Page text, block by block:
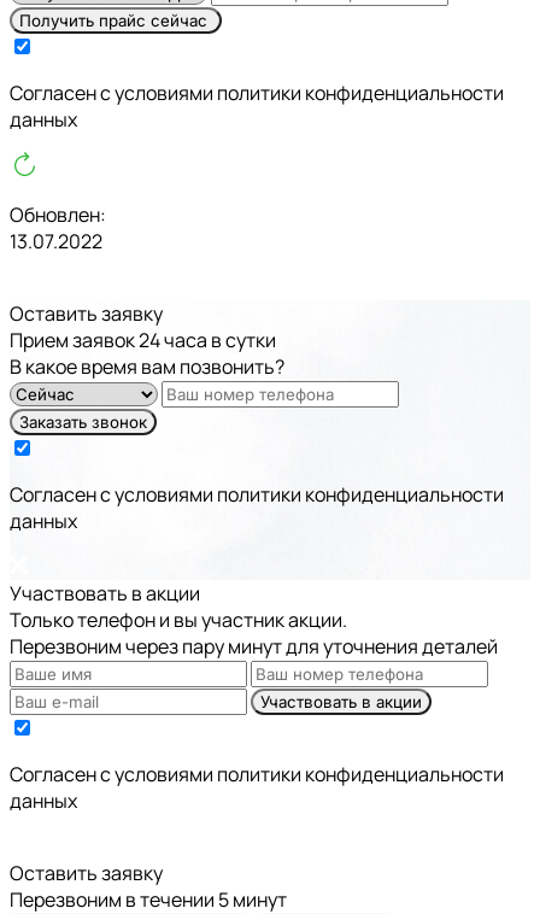
Получить прайс сейчас
Cогласен с условиями политики конфиденциальности
данных
Обновлен:
13.07.2022
Оставить заявку
Прием заявок 24 часа в сутки
В какое время вам позвонить?
Заказать звонок
Cогласен с условиями политики конфиденциальности
данных
Участвовать в акции
Только телефон и вы участник акции.
Перезвоним через пару минут для уточнения деталей
Участвовать в акции
Cогласен с условиями политики конфиденциальности
данных
Оставить заявку
Перезвоним в течении 5 минут